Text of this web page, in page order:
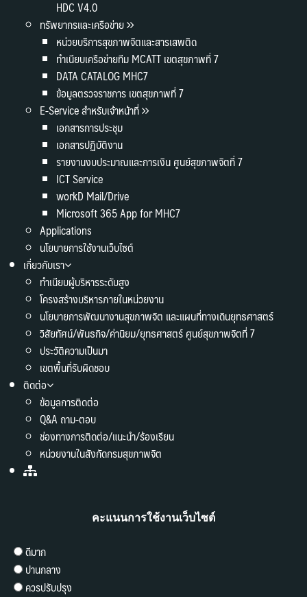
HDC V4.0
ทรัพยากรและเครือข่าย
หน่วยบริการสุขภาพจิตและสารเสพติด
ทำเนียบเครือข่ายทีม MCATT เขตสุขภาพที่ 7
DATA CATALOG MHC7
ข้อมูลตรวจราชการ เขตสุขภาพที่ 7
E-Service สำหรับเจ้าหน้าที่
เอกสารการประชุม
เอกสารปฏิบัติงาน
รายงานงบประมาณและการเงิน ศูนย์สุขภาพจิตที่ 7
ICT Service
workD Mail/Drive
Microsoft 365 App for MHC7
Applications
นโยบายการใช้งานเว็บไซต์
เกี่ยวกับเรา
ทำเนียบผู้บริหารระดับสูง
โครงสร้างบริหารภายในหน่วยงาน
นโยบายการพัฒนางานสุขภาพจิต และแผนที่ทางเดินยุทธศาสตร์
วิสัยทัศน์/พันธกิจ/ค่านิยม/ยุทธศาสตร์ ศูนย์สุขภาพจิตที่ 7
ประวัติความเป็นมา
เขตพื้นที่รับผิดชอบ
ติดต่อ
ข้อมูลการติดต่อ
Q&A ถาม-ตอบ
ช่องทางการติดต่อ/แนะนำ/ร้องเรียน
หน่วยงานในสังกัดกรมสุขภาพจิต
คะแนนการใช้งานเว็บไซต์
ดีมาก
ปานกลาง
ควรปรับปรุง